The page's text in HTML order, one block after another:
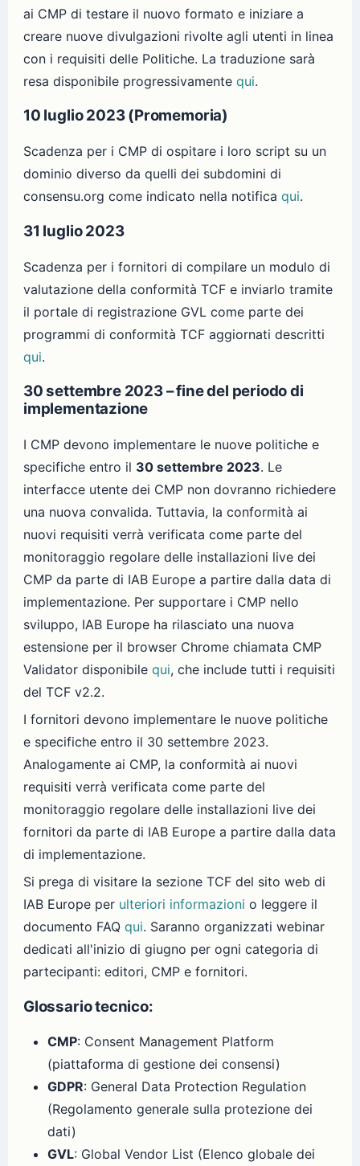
ai CMP di testare il nuovo formato e iniziare a
creare nuove divulgazioni rivolte agli utenti in linea
con i requisiti delle Politiche. La traduzione sarà
resa disponibile progressivamente qui.
10 luglio 2023 (Promemoria)
Scadenza per i CMP di ospitare i loro script su un
dominio diverso da quelli dei subdomini di
consensu.org come indicato nella notifica qui.
31 luglio 2023
Scadenza per i fornitori di compilare un modulo di
valutazione della conformità TCF e inviarlo tramite
il portale di registrazione GVL come parte dei
programmi di conformità TCF aggiornati descritti
qui.
30 settembre 2023 – fine del periodo di
implementazione
I CMP devono implementare le nuove politiche e
specifiche entro il 30 settembre 2023. Le
interfacce utente dei CMP non dovranno richiedere
una nuova convalida. Tuttavia, la conformità ai
nuovi requisiti verrà verificata come parte del
monitoraggio regolare delle installazioni live dei
CMP da parte di IAB Europe a partire dalla data di
implementazione. Per supportare i CMP nello
sviluppo, IAB Europe ha rilasciato una nuova
estensione per il browser Chrome chiamata CMP
Validator disponibile qui, che include tutti i requisiti
del TCF v2.2.
I fornitori devono implementare le nuove politiche
e specifiche entro il 30 settembre 2023.
Analogamente ai CMP, la conformità ai nuovi
requisiti verrà verificata come parte del
monitoraggio regolare delle installazioni live dei
fornitori da parte di IAB Europe a partire dalla data
di implementazione.
Si prega di visitare la sezione TCF del sito web di
IAB Europe per ulteriori informazioni o leggere il
documento FAQ qui. Saranno organizzati webinar
dedicati all'inizio di giugno per ogni categoria di
partecipanti: editori, CMP e fornitori.
Glossario tecnico:
CMP: Consent Management Platform
(piattaforma di gestione dei consensi)
GDPR: General Data Protection Regulation
(Regolamento generale sulla protezione dei
dati)
GVL: Global Vendor List (Elenco globale dei